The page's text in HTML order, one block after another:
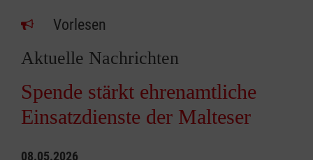
Vorlesen
Aktuelle Nachrichten
Spende stärkt ehrenamtliche
Einsatzdienste der Malteser
08.05.2026